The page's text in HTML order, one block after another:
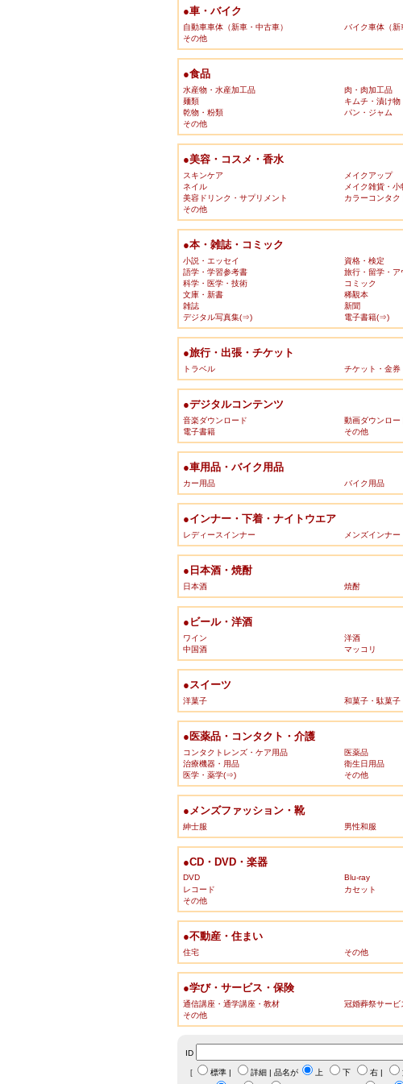
●車・バイク
自動車車体（新車・中古車） バイク車体（新
その他
●食品
水産物・水産加工品 肉・肉加工品
麺類
キムチ・漬け物
乾物・粉類
パン・ジャム
その他
●美容・コスメ・香水
スキンケア メイクアップ
ネイル
メイク雑貨・小
美容ドリンク・サプリメント
カラーコンタ
その他
●本・雑誌・コミック
小説・エッセイ 資格・検定
語学・学習参考書
旅行・留学・ア
科学・医学・技術
コミック
文庫・新書
稀覯本
雑誌
新聞
デジタル写真集(⇒)
電子書籍(⇒)
●旅行・出張・チケット
トラベル チケット・金券
●デジタルコンテンツ
音楽ダウンロード 動画ダウンロー
電子書籍
その他
●車用品・バイク用品
カー用品 バイク用品
●インナー・下着・ナイトウエア
レディースインナー メンズインナー
●日本酒・焼酎
日本酒 焼酎
●ビール・洋酒
ワイン 洋酒
中国酒
マッコリ
●スイーツ
洋菓子 和菓子・駄菓子
●医薬品・コンタクト・介護
コンタクトレンズ・ケア用品 医薬品
治療機器・用品
衛生日用品
医学・薬学(⇒)
その他
●メンズファッション・靴
紳士服 男性和服
●CD・DVD・楽器
DVD Blu-ray
レコード
カセット
その他
●不動産・住まい
住宅 その他
●学び・サービス・保険
通信講座・通学講座・教材 冠婚葬祭サービ
その他
ID
［ 標準 | 詳細 | 品名が 上 下 右 |